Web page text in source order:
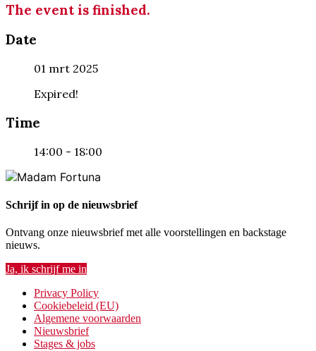
The event is finished.
Date
01 mrt 2025
Expired!
Time
14:00 - 18:00
Schrijf in op de nieuwsbrief
Ontvang onze nieuwsbrief met alle voorstellingen en backstage
nieuws.
Ja, ik schrijf me in
Privacy Policy
Cookiebeleid (EU)
Algemene voorwaarden
Nieuwsbrief
Stages & jobs